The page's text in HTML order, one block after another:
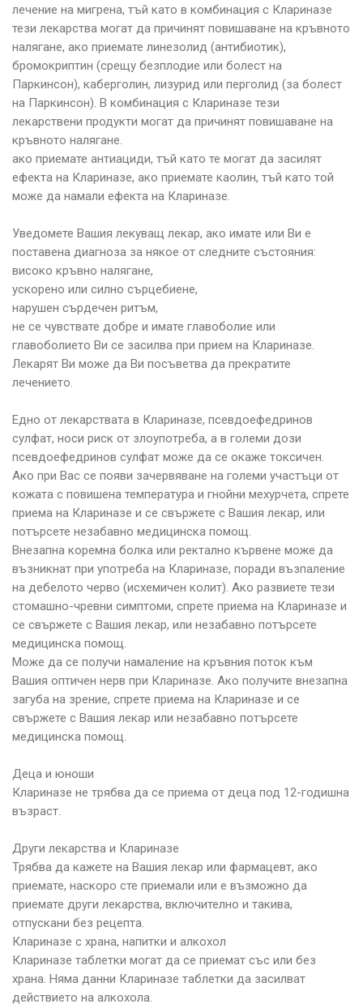
лечение на мигрена, тъй като в комбинация с Клариназе
тези лекарства могат да причинят повишаване на кръвното
налягане, ако приемате линезолид (антибиотик),
бромокриптин (срещу безплодие или болест на
Паркинсон), каберголин, лизурид или перголид (за болест
на Паркинсон). В комбинация с Клариназе тези
лекарствени продукти могат да причинят повишаване на
кръвното налягане.
ако приемате антиациди, тъй като те могат да засилят
ефекта на Клариназе, ако приемате каолин, тъй като той
може да намали ефекта на Клариназе.
Уведомете Вашия лекуващ лекар, ако имате или Ви е
поставена диагноза за някое от следните състояния:
високо кръвно налягане,
ускорено или силно сърцебиене,
нарушен сърдечен ритъм,
не се чувствате добре и имате главоболие или
главоболието Ви се засилва при прием на Клариназе.
Лекарят Ви може да Ви посъветва да прекратите
лечението.
Едно от лекарствата в Клариназе, псевдоефедринов
сулфат, носи риск от злоупотреба, а в големи дози
псевдоефедринов сулфат може да се окаже токсичен.
Ако при Вас се появи зачервяване на големи участъци от
кожата с повишена температура и гнойни мехурчета, спрете
приема на Клариназе и се свържете с Вашия лекар, или
потърсете незабавно медицинска помощ.
Внезапна коремна болка или ректално кървене може да
възникнат при употреба на Клариназе, поради възпаление
на дебелото черво (исхемичен колит). Ако развиете тези
стомашно-чревни симптоми, спрете приема на Клариназе и
се свържете с Вашия лекар, или незабавно потърсете
медицинска помощ.
Може да се получи намаление на кръвния поток към
Вашия оптичен нерв при Клариназе. Ако получите внезапна
загуба на зрение, спрете приема на Клариназе и се
свържете с Вашия лекар или незабавно потърсете
медицинска помощ.
Деца и юноши
Клариназе не трябва да се приема от деца под 12-годишна
възраст.
Други лекарства и Клариназе
Трябва да кажете на Вашия лекар или фармацевт, ако
приемате, наскоро сте приемали или е възможно да
приемате други лекарства, включително и такива,
отпускани без рецепта.
Клариназе с храна, напитки и алкохол
Клариназе таблетки могат да се приемат със или без
храна. Няма данни Клариназе таблетки да засилват
действието на алкохола.